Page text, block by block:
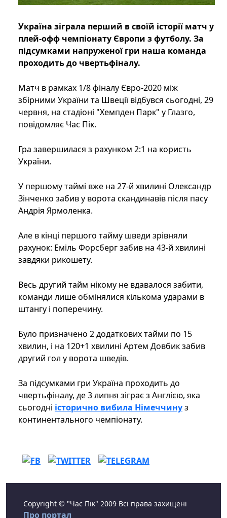
Україна зіграла перший в своїй історії матч у
плей-офф чемпіонату Європи з футболу. За
підсумками напруженої гри наша команда
проходить до чвертьфіналу.
Матч в рамках 1/8 фіналу Євро-2020 між
збірними України та Швеції відбувся сьогодні, 29
червня, на стадіоні "Хемпден Парк" у Глазго,
повідомляє Час Пік.
Гра завершилася з рахунком 2:1 на користь
України.
У першому таймі вже на 27-й хвилині Олександр
Зінченко забив у ворота скандинавів після пасу
Андрія Ярмоленка.
Але в кінці першого тайму шведи зрівняли
рахунок: Еміль Форсберг забив на 43-й хвилині
завдяки рикошету.
Весь другий тайм нікому не вдавалося забити,
команди лише обмінялися кількома ударами в
штангу і поперечину.
Було призначено 2 додаткових тайми по 15
хвилин, і на 120+1 хвилині Артем Довбик забив
другий гол у ворота шведів.
За підсумками гри Україна проходить до
чвертьфіналу, де 3 липня зіграє з Англією, яка
сьогодні історично вибила Німеччинуз
континентального чемпіонату.
Copyright © "Час Пік" 2009 Всі права захищені
Про портал